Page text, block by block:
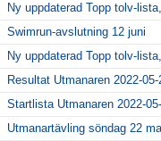
Ny uppdaterad Topp tolv-
Swimrun-avslutning 12 juni
Ny uppdaterad Topp tolv-
Resultat Utmanaren 2022-05-
Startlista Utmanaren 2022-
Utmanartävling söndag 22